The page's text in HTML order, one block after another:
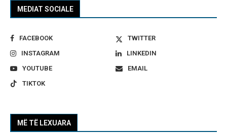
MEDIAT SOCIALE
FACEBOOK
TWITTER
INSTAGRAM
LINKEDIN
YOUTUBE
EMAIL
TIKTOK
MË TË LEXUARA